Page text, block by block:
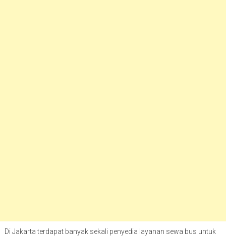
Di Jakarta terdapat banyak sekali penyedia layanan sewa bus untuk